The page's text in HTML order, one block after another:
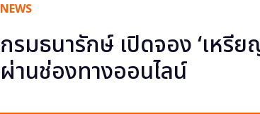
NEWS
กรมธนารักษ์ เปิดจอง ‘เหรี
ผ่านช่องทางออนไลน์